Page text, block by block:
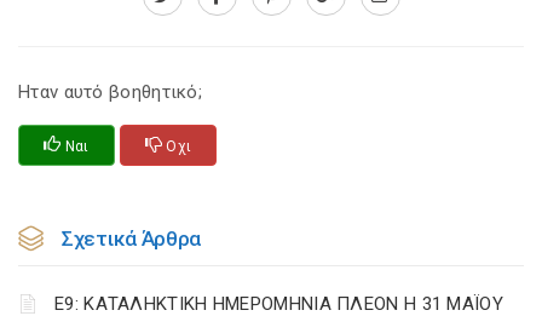
Ηταν αυτό βοηθητικό;
Ναι Οχι
Σχετικά Άρθρα
Ε9: ΚΑΤΑΛΗΚΤΙΚΗ ΗΜΕΡΟΜΗΝΙΑ ΠΛΕΟΝ Η 31 ΜΑΪΟΥ